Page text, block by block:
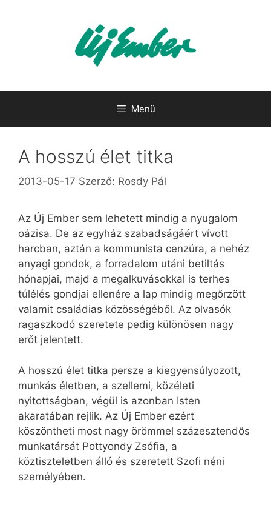
Menü
A hosszú élet titka
2013-05-17 Szerző: Rosdy Pál
Az Új Ember sem lehetett mindig a nyugalom
oázisa. De az egyház szabadságáért vívott
harcban, aztán a kommunista cenzúra, a nehéz
anyagi gondok, a forradalom utáni betiltás
hónapjai, majd a megalkuvásokkal is terhes
túlélés gondjai ellenére a lap mindig megőrzött
valamit családias közösségéből. Az olvasók
ragaszkodó szeretete pedig különösen nagy
erőt jelentett.
A hosszú élet titka persze a kiegyensúlyozott,
munkás életben, a szellemi, közéleti
nyitottságban, végül is azonban Isten
akaratában rejlik. Az Új Ember ezért
köszöntheti most nagy örömmel százesztendős
munkatársát Pottyondy Zsófia, a
köztiszteletben álló és szeretett Szofi néni
személyében.